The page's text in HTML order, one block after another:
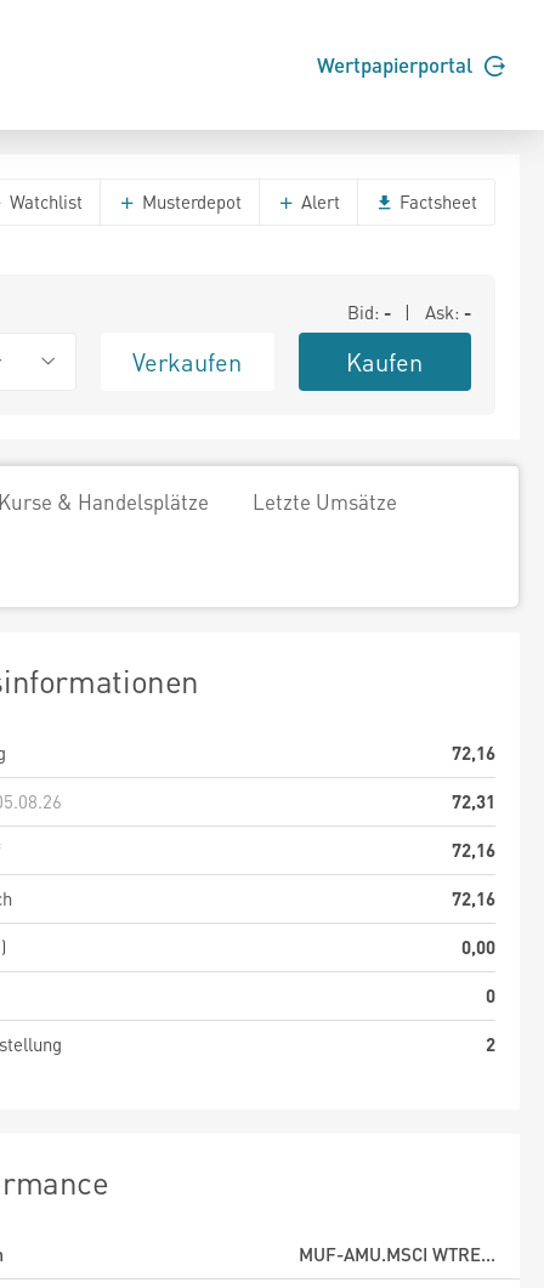
Wertpapierportal
Watchlist Musterdepot Alert Factsheet
Bid: - | Ask: -
Verkaufen Kaufen
& Handelsplätze Letzte Umsätze
72,16
72,31
72,16
72,16
0,00
0
2
MUF-AMU.MSCI WTRE...